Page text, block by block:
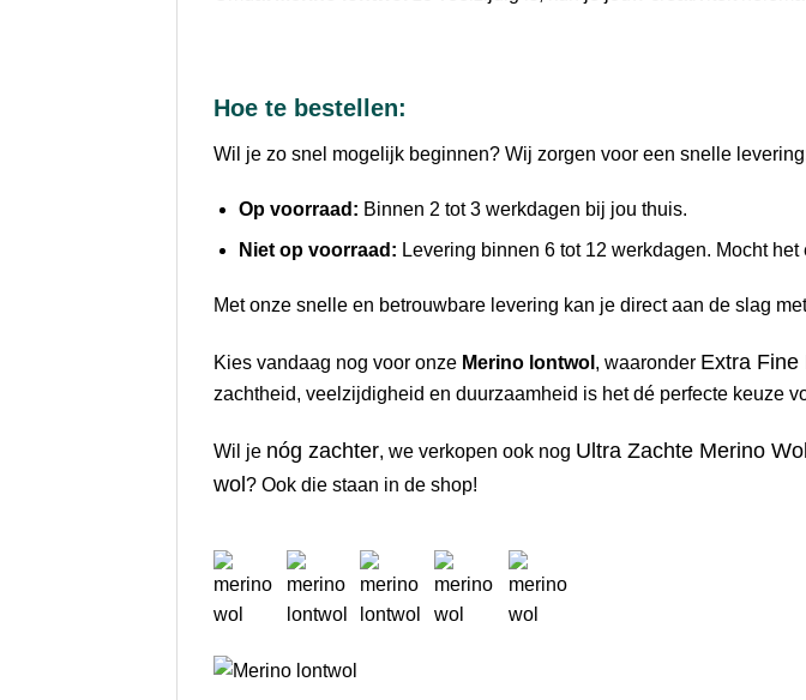
Hoe te bestellen:
Wil je zo snel mogelijk beginnen? Wij zorgen voor een snelle
Op voorraad: Binnen 2 tot 3 werkdagen bij jou thuis.
Niet op voorraad: Levering binnen 6 tot 12 werkdagen. Mocht
Met onze snelle en betrouwbare levering kan je direct aan de slag
Kies vandaag nog voor onze Merino lontwol , waaronder Extra Fine
zachtheid, veelzijdigheid en duurzaamheid is het dé perfecte keuze
Wil je nóg zachter, we verkopen ook nog Ultra Zachte Merino
wol? Ook die staan in de shop!